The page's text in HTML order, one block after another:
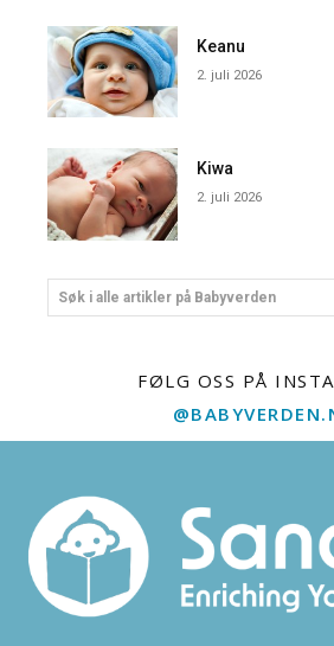
Keanu
2. juli 2026
Kiwa
2. juli 2026
Søk i alle artikler på Babyverden
FØLG OSS PÅ